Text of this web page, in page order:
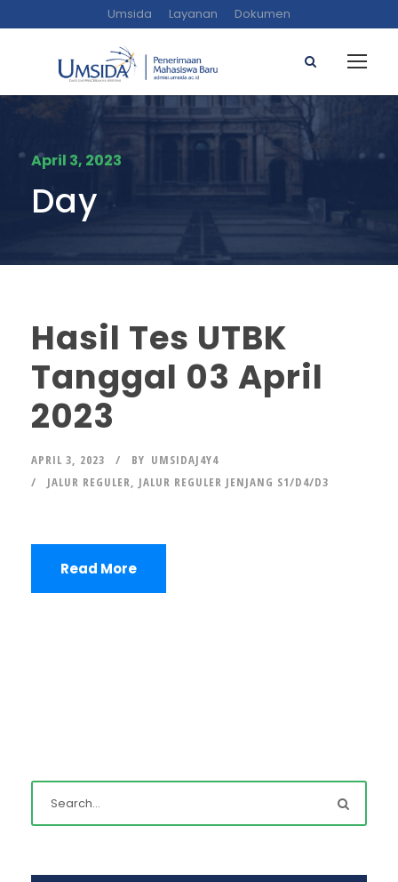
Umsida Layanan Dokumen
April 3, 2023
Day
Hasil Tes UTBK
Tanggal 03 April
2023
APRIL 3, 2023 BY UMSIDAJ4Y4
JALUR REGULER, JALUR REGULER JENJANG S1/D4/D3
Read More